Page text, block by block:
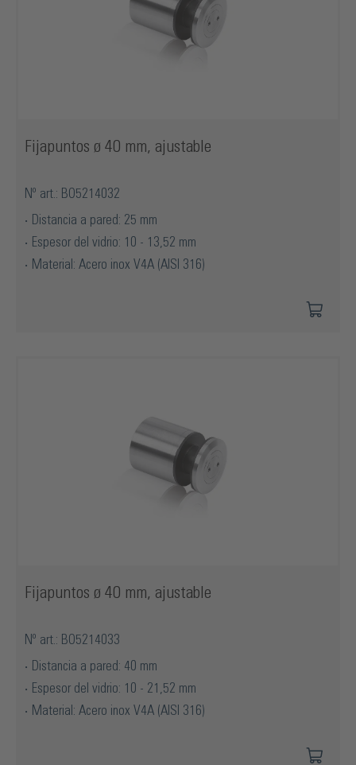
Fijapuntos ø 40 mm, ajustable
Nº art.: BO5214032
Distancia a pared: 25 mm
Espesor del vidrio: 10 - 13,52 mm
Material: Acero inox V4A (AISI 316)
Fijapuntos ø 40 mm, ajustable
Nº art.: BO5214033
Distancia a pared: 40 mm
Espesor del vidrio: 10 - 21,52 mm
Material: Acero inox V4A (AISI 316)